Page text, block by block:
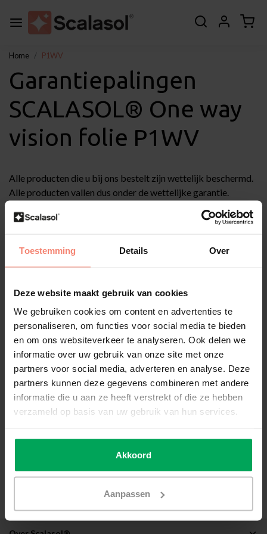
Toestemming Details Over
Deze website maakt gebruik van cookies
We gebruiken cookies om content en advertenties te
personaliseren, om functies voor social media te bieden
en om ons websiteverkeer te analyseren. Ook delen we
informatie over uw gebruik van onze site met onze
partners voor social media, adverteren en analyse. Deze
partners kunnen deze gegevens combineren met andere
informatie die u aan ze heeft verstrekt of die ze hebben
verzameld op basis van uw gebruik van hun services.
Akkoord
Aanpassen
Home P1WV
Garantiepalingen
SCALASOL® One way
vision folie P1WV
Alle producten die u bij ons bestelt zijn wettelijk beschermd.
Alle producten vallen dus onder de wettelijke garantie.
De wettelijke garantie houdt in dat een product is of moet
doen wat de consument er redelijkerwijs van mag
Garantiebepalingen SCALASOL® P1WV:
Item: Download: Bestandsextensie:
P1WV
downloaden.
Verwerkings-/montageadvies
Alle producten moeten worden gemonteerd volgens de
officiële SCALASOL® raamfolie plakinstructie
Worden onze handleidingen en instructies niet gevolgd, dan
kan er geen aanspraak gemaakt worden op garantie.
producten valt niet onder onze garantie.
Als uw product schade heeft opgelopen door een derden of